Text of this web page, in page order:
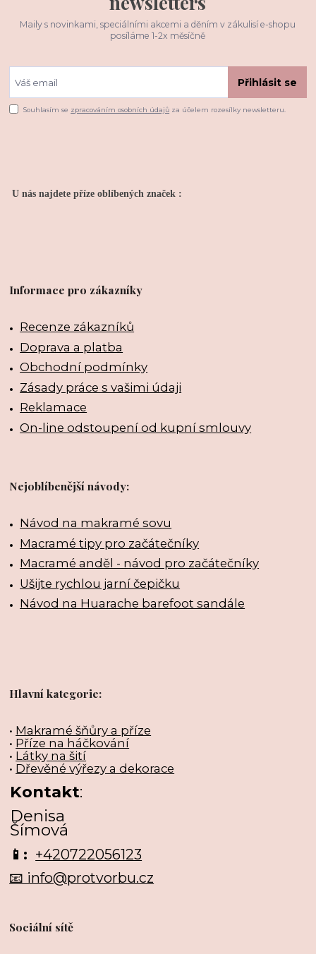
Maily s novinkami, speciálními akcemi a děním v zákulisí e-shopu
posíláme 1-2x měsíčně
Přihlásit se
Souhlasím se zpracováním osobních údajů za účelem rozesílky newsletteru.
U nás najdete příze oblíbených značek :
Informace pro zákazníky
Recenze zákazníků
Doprava a platba
Obchodní podmínky
Zásady práce s vašimi údaji
Reklamace
On-line odstoupení od kupní smlouvy
Nejoblíbenější návody:
Návod na makramé sovu
Macramé tipy pro začátečníky
Macramé anděl - návod pro začátečníky
Ušijte rychlou jarní čepičku
Návod na Huarache barefoot sandále
Hlavní kategorie:
• Makramé šňůry a příze
• Příze na háčkování
• Látky na šití
• Dřevěné výřezy a dekorace
Kontakt:
Denisa
Šímová
📱: +420722056123
📧 info@protvorbu.cz
Sociální sítě